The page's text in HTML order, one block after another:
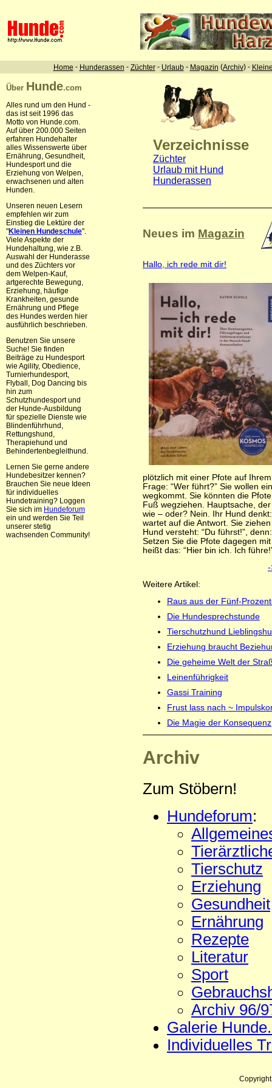
Home - Hunderassen - Züchter- Urlaub- Magazin (Archiv) -
Über Hunde.com
Alles rund um den Hund -
das ist seit 1996 das
Motto von Hunde.com.
Auf über 200.000 Seiten
erfahren Hundehalter
alles Wissenswerte über
Ernährung, Gesundheit,
Hundesport und die
Erziehung von Welpen,
erwachsenen und alten
Hunden.
Unseren neuen Lesern
empfehlen wir zum
Einstieg die Lektüre der
"Kleinen Hundeschule".
Viele Aspekte der
Hundehaltung, wie z.B.
Auswahl der Hunderasse
und des Züchters vor
dem Welpen-Kauf,
artgerechte Bewegung,
Erziehung, häufige
Krankheiten, gesunde
Ernährung und Pflege
des Hundes werden hier
ausführlich beschrieben.
Benutzen Sie unsere
Suche! Sie finden
Beiträge zu Hundesport
wie Agility, Obedience,
Turnierhundesport,
Flyball, Dog Dancing bis
hin zum
Schutzhundesport und
der Hunde-Ausbildung
für spezielle Dienste wie
Blindenführhund,
Rettungshund,
Therapiehund und
Behindertenbegleithund.
Lernen Sie gerne andere
Hundebesitzer kennen?
Brauchen Sie neue Ideen
für individuelles
Hundetraining? Loggen
Sie sich im Hundeforum
ein und werden Sie Teil
unserer stetig
wachsenden Community!
Verzeichnisse
Züchter
Urlaub mit Hund
Hunderassen
Neues im Magazin
Hallo, ich rede mit dir!
plötzlich mit einer Pfote auf
Frage: “Wer führt?” Sie wollen
wegkommt. Sie könnten die
Fuß wegziehen. Hauptsache,
wie – oder? Nein. Ihr Hund
wartet auf die Antwort. Sie
Hund versteht: “Du führst!”,
Setzen Sie die Pfote dagegen
heißt das: “Hier bin ich. Ich
-
Weitere Artikel:
Raus aus der Fünf-
Die Hundesprechstunde
Tierschutzhund
Erziehung braucht
Die geheime Welt der
Leinenführigkeit
Gassi Training
Frust lass nach ~
Die Magie der Konsequenz
Archiv
Zum Stöbern!
Hundeforum:
Tierschutz
Erziehung
Gesundheit
Ernährung
Rezepte
Literatur
Sport
Archiv 96/
Galerie
Individuelles